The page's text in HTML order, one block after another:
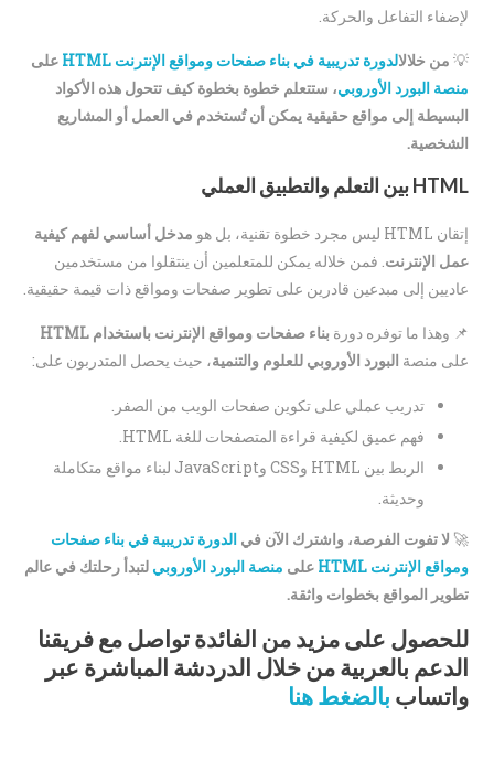
لإضفاء التفاعل والحركة.
💡 من خلالالدورة تدريبية في بناء صفحات ومواقع الإنترنت HTML
على
منصة البورد الأوروبي، ستتعلم خطوة بخطوة كيف تتحول هذه الأكواد
البسيطة إلى مواقع حقيقية يمكن أن تُستخدم في العمل أو المشاريع
الشخصية.
HTML بين التعلم والتطبيق العملي
إتقان HTML ليس مجرد خطوة تقنية، بل هو
مدخل أساسي لفهم كيفية
عمل الإنترنت. فمن خلاله يمكن للمتعلمين أن ينتقلوا من مستخدمين
عاديين إلى مبدعين قادرين على تطوير صفحات ومواقع ذات قيمة حقيقية.
📌 وهذا ما توفره دورةبناء صفحات ومواقع الإنترنت باستخدام HTML
على منصة البورد الأوروبي للعلوم والتنمية، حيث يحصل المتدربون على:
تدريب عملي على تكوين صفحات الويب من الصفر.
فهم عميق لكيفية قراءة المتصفحات للغة HTML.
الربط بين HTML وCSS وJavaScript لبناء مواقع متكاملة
وحديثة.
🚀 لا تفوت الفرصة، واشترك الآن فيالدورة تدريبية في بناء صفحات
ومواقع الإنترنت HTML
على منصة البورد الأوروبي لتبدأ رحلتك في عالم
تطوير المواقع بخطوات واثقة.
للحصول على مزيد من الفائدة تواصل مع فريقنا
الدعم بالعربية من خلال الدردشة المباشرة عبر
واتساب بالضغط هنا